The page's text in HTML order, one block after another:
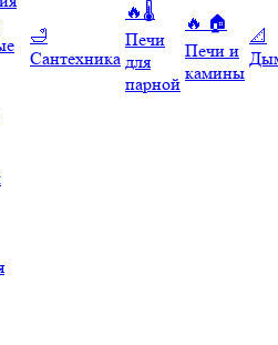
🛁
Сантехника
🔥🌡️
Печи
для
парной
🔥 🏠
Печи и
камины
📐